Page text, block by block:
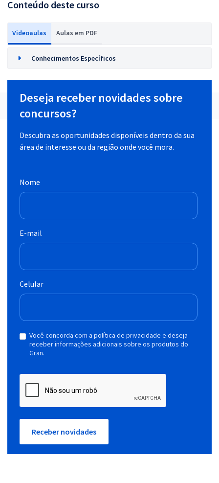
Conteúdo deste curso
Videoaulas Aulas em PDF
Conhecimentos Específicos
Deseja receber novidades sobre
concursos?
Descubra as oportunidades disponíveis dentro da sua
área de interesse ou da região onde você mora.
Nome
E-mail
Celular
Você concorda com a política de privacidade e deseja
receber informações adicionais sobre os produtos do
Gran.
Receber novidades